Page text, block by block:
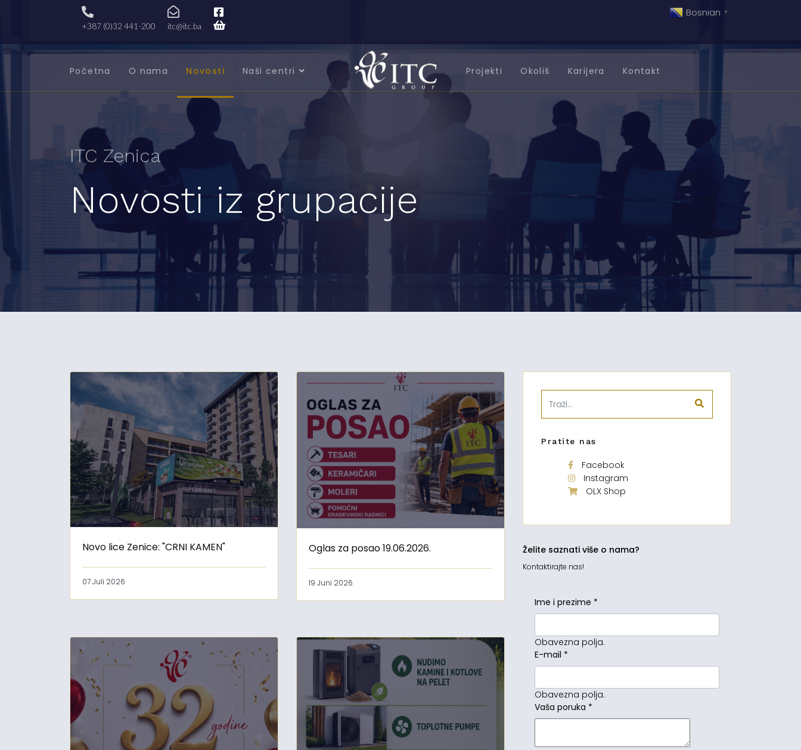
+387 (0)32 441-200 itc@itc.ba
Bosnian ▼
Početna O nama Novosti Naši centri Projekti Okoliš Karijera Kontakt
ITC Zenica
Novosti iz grupacije
Novo lice Zenice: "CRNI KAMEN"
07 Juli 2026
Oglas za posao 19.06.2026.
19 Juni 2026
Pratite nas
Facebook
Instagram
OLX Shop
Želite saznati više o nama?
Kontaktirajte nas!
Ime i prezime *
Obavezna polja.
E-mail *
Obavezna polja.
Vaša poruka *